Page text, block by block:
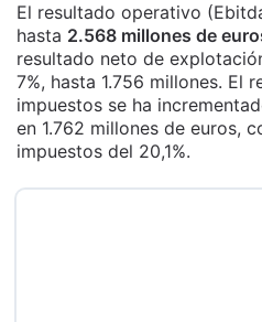
El resultado operativo
hasta 2.568 millones de
resultado neto de
7%, hasta 1.756 millones. El
impuestos se ha
en 1.762 millones de euros,
impuestos del 20,1%.